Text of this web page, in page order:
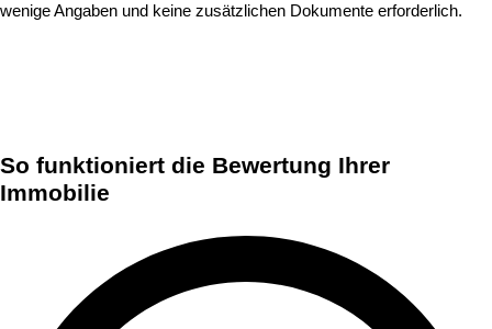
wenige Angaben und keine zusätzlichen Dokumente erforderlich.
So funktioniert die Bewertung Ihrer
Immobilie